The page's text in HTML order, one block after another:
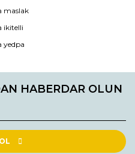
pahalı.
olmalı.
maslak
ikitelli
yedpa
HABERDAR OLUN